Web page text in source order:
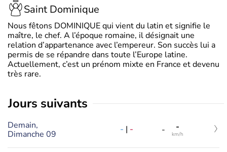
Saint Dominique
Nous fêtons DOMINIQUE qui vient du latin et signifie le
maître, le chef. A l’époque romaine, il désignait une
relation d’appartenance avec l’empereur. Son succès lui a
permis de se répandre dans toute l’Europe latine.
Actuellement, c’est un prénom mixte en France et devenu
très rare.
jours suivants
Demain,
Dimanche 09
- | - - -
km/h